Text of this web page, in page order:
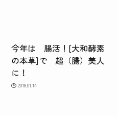
今年は 腸活！[大和酵素
の本草]で 超（腸）美人
に！
2018.01.14